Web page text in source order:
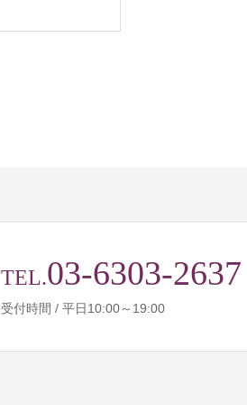
TEL.03-6303-2637
受付時間 / 平日10:00～19:00